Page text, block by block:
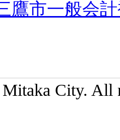
鷹市一般会
City. All